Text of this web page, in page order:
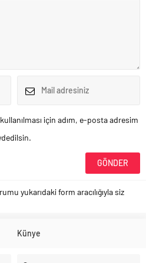
için adım, e-posta adresim
yukarıdaki form aracılığıyla siz
Künye